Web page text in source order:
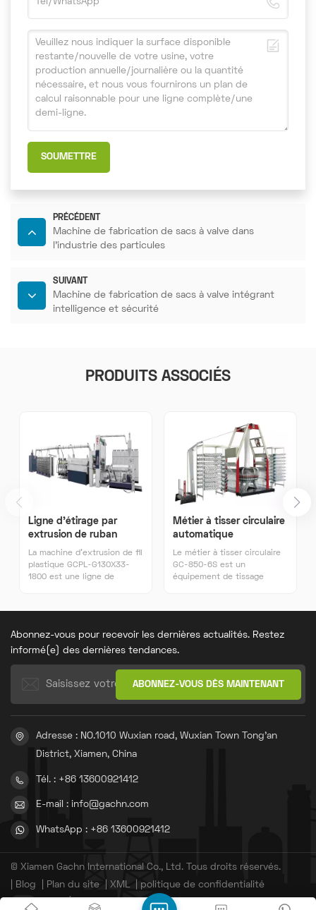
SOUMETTRE
PRÉCÉDENT
Machine de fabrication de sacs à valve dans
l'industrie des particules
SUIVANT
Machine de fabrication de sacs à valve intégrant
intelligence et sécurité
PRODUITS ASSOCIÉS
Ligne d'étirage par
extrusion de ruban
plastique
La machine d'extrusion de fil
plastique GCPL-G130X33-
1800 est une ligne de
pour les matières premières
Métier à tisser circulaire
automatique
Le métier à tisser circulaire
GC-850-6S est un
équipement de tissage
polyvalent, conçu pour les
densité.
Abonnez-vous pour recevoir les dernières actualités. Restez
informé(e) des dernières tendances.
Adresse : NO.1010 Wuxian road, Wuxian Town Tong'an
District, Xiamen, China
Tél. : +86 13600921412
E-mail : info@gachn.com
WhatsApp : +86 13600921412
© Xiamen Gachn International Co., Ltd. Tous droits réservés.
Blog Plan du site XML
politique de confidentialité
IPv6 RÉSEAU PRIS EN CHARGE